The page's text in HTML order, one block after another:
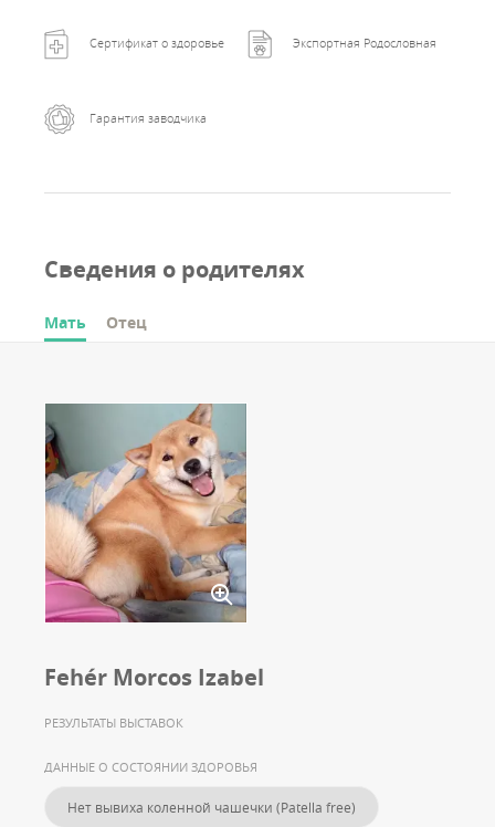
Сертификат о здоровье Экспортная Родословная
Гарантия заводчика
Сведения о родителях
Мать Отец
Fehér Morcos Izabel
РЕЗУЛЬТАТЫ ВЫСТАВОК
ДАННЫЕ О СОСТОЯНИИ ЗДОРОВЬЯ
Нет вывиха коленной чашечки (Patella free)